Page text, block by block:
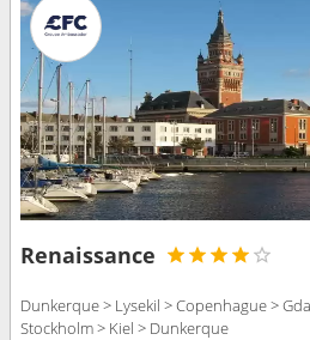
Renaissance
Dunkerque > Lysekil > Copenhague >
Stockholm > Kiel > Dunkerque